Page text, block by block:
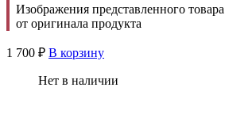
Изображения представленного
от оригинала продукта
1 700 ₽ В корзину
Нет в наличии